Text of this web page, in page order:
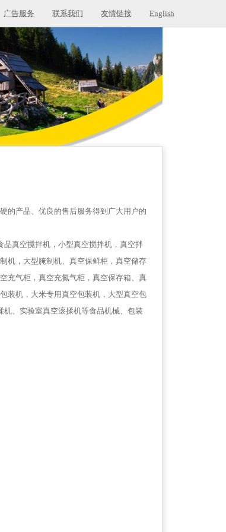
广告服务 联系我们 友情链接 English
的产品、优良的售后服务得到广大用户的
真空搅拌机，小型真空搅拌机，真空拌
机，大型腌制机、真空保鲜柜，真空储存
充气柜，真空充氮气柜，真空保存箱、真
装机，大米专用真空包装机，大型真空包
、实验室真空滚揉机等食品机械、包装